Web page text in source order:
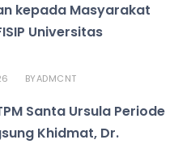
kepada Masyarakat
Universitas
BYADMCNT
Santa Ursula Periode
Khidmat, Dr.